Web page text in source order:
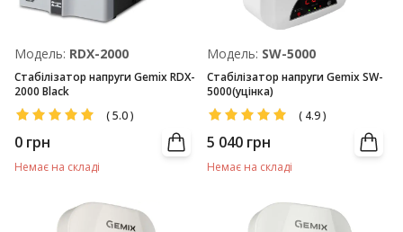
Модель: RDX-2000
Стабілізатор напруги Gemix RDX-
2000 Black
(5.0)
0 грн
Немає на складі
Модель: SW-5000
Стабілізатор напруги Gemix SW-
5000(уцінка)
( 4.9)
5 040 грн
Немає на складі